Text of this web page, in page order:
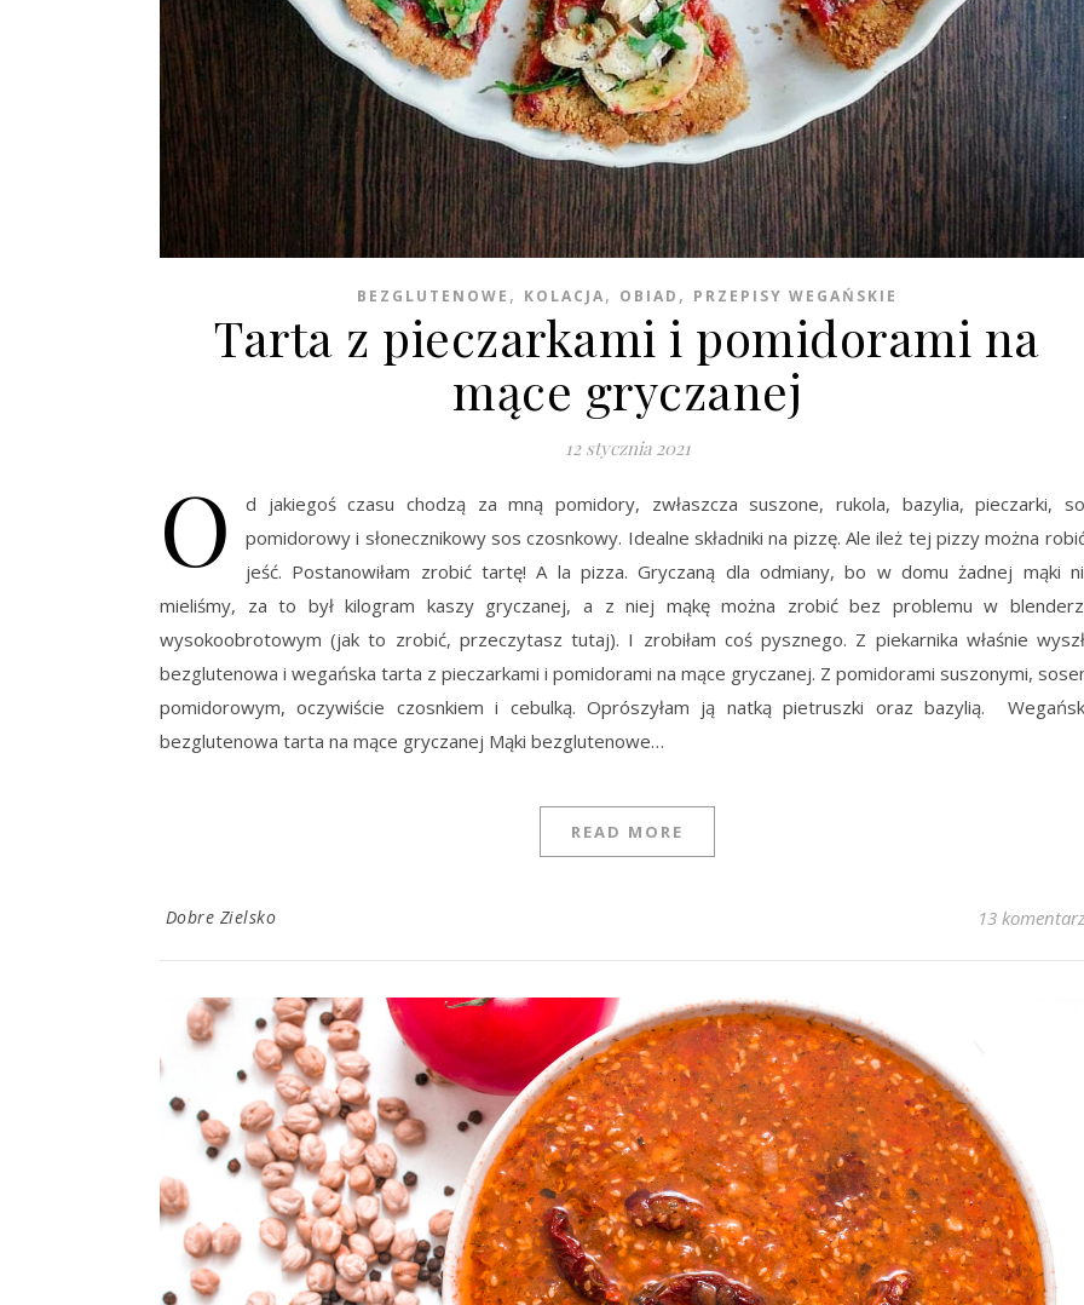
BEZGLUTENOWE , KOLACJA, OBIAD , PRZEPISY WEGAŃSKIE
Tarta z pieczarkami i pomidorami na
mące gryczanej
12 stycznia 2021
O
d jakiegoś czasu chodzą za mną pomidory, zwłaszcza suszone, rukola, bazylia, pieczarki,
pomidorowy i słonecznikowy sos czosnkowy. Idealne składniki na pizzę. Ale ileż tej pizzy można
jeść. Postanowiłam zrobić tartę! A la pizza. Gryczaną dla odmiany, bo w domu żadnej mąki
mieliśmy, za to był kilogram kaszy gryczanej, a z niej mąkę można zrobić bez problemu w
wysokoobrotowym (jak to zrobić, przeczytasz tutaj). I zrobiłam coś pysznego. Z piekarnika właśnie
bezglutenowa i wegańska tarta z pieczarkami i pomidorami na mące gryczanej. Z pomidorami suszonymi,
pomidorowym, oczywiście czosnkiem i cebulką. Oprószyłam ją natką pietruszki oraz bazylią.
bezglutenowa tarta na mące gryczanej Mąki bezglutenowe…
READ MORE
Dobre Zielsko 13